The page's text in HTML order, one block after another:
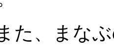
た、まな